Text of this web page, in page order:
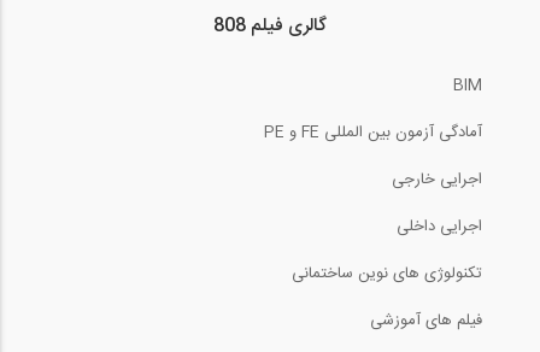
گالری فیلم 808
BIM
آمادگی آزمون بین المللی FE و PE
اجرایی خارجی
اجرایی داخلی
تکنولوژی های نوین ساختمانی
فیلم های آموزشی